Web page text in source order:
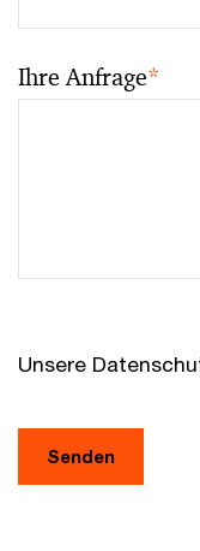
Ihre Anfrage*
Unsere
Senden